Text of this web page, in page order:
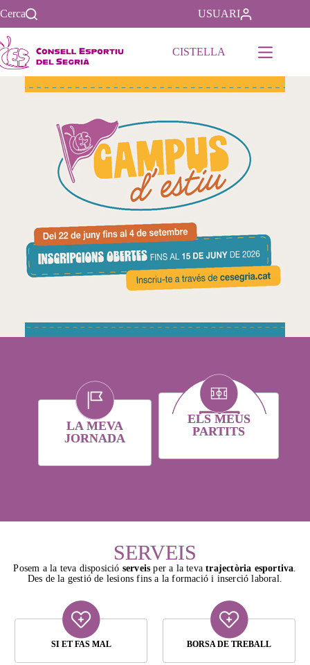
Cerca USUARI
CISTELLA
LA MEVA
JORNADA
ELS MEUS
PARTITS
SERVEIS
Posem a la teva disposició serveis per a la tevatrajectòria esportiva.
Des de la gestió de lesions fins a la formació i inserció laboral.
SI ET FAS MAL BORSA DE TREBALL